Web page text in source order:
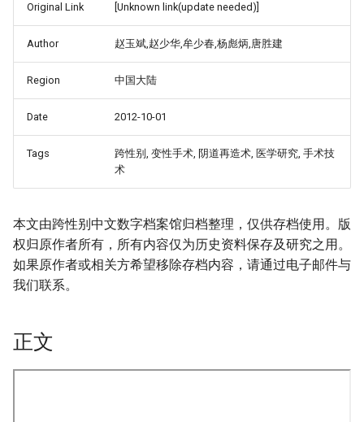
Original Link [Unknown link(update needed)]
Author 赵玉斌,赵少华,牟少春,杨彪炳,唐胜建
Region 中国大陆
Date 2012-10-01
Tags
跨性别, 变性手术, 阴道再造术, 医学研究, 手术技
术
本文由跨性别中文数字档案馆归档整理，仅供存档使用。版
权归原作者所有，所有内容仅为历史资料保存及研究之用。
如果原作者或相关方希望移除存档内容，请通过电子邮件与
我们联系。
正文